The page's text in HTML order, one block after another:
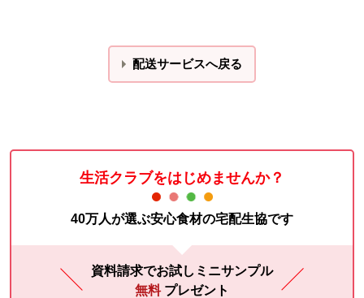
配送サービスへ戻る
生活クラブをはじめませんか？
40万人が選ぶ安心食材の宅配生協です
資料請求でお試しミニサンプル
無料 プレゼント